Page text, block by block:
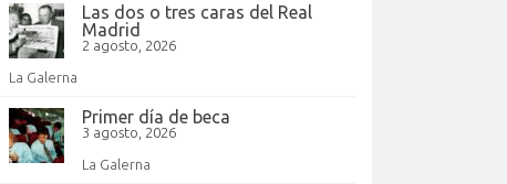
Las dos o tres caras del Real
Madrid
2 agosto, 2026
La Galerna
Primer día de beca
3 agosto, 2026
La Galerna